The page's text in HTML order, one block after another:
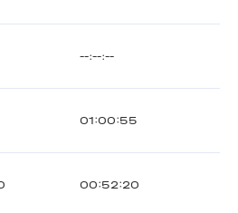
--:--:--
01:00:55
00:52:20